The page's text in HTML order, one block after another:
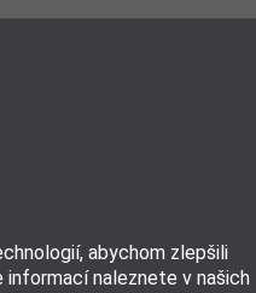
abychom zlepšili
informací naleznete v našich